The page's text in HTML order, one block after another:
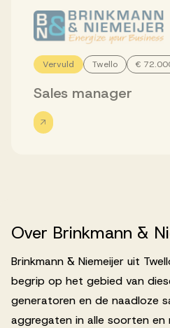
Vervulde vacatures
Over AV
Aanmelden
Werken bij AV
Vervuld Twello €
Sales manager
Over Brinkmann &
Brinkmann & Niemeijer uit
begrip op het gebied van
generatoren en de naadloze
aggregaten in alle soorten en